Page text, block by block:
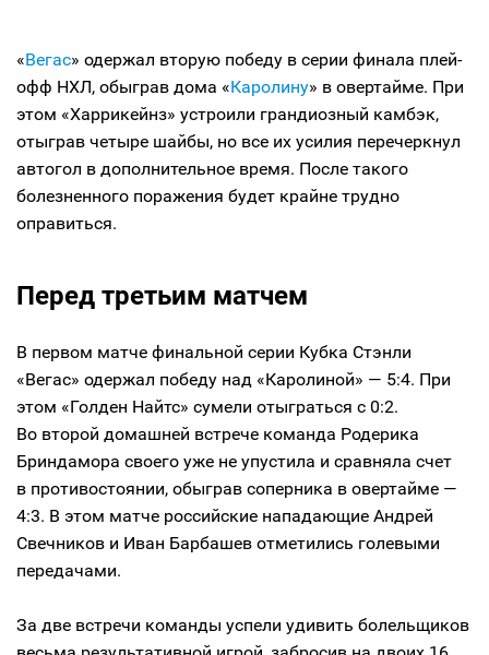
«Вегас» одержал вторую победу в серии финала плей-
офф НХЛ, обыграв дома «Каролину» в овертайме. При
этом «Харрикейнз» устроили грандиозный камбэк,
отыграв четыре шайбы, но все их усилия перечеркнул
автогол в дополнительное время. После такого
болезненного поражения будет крайне трудно
оправиться.
Перед третьим матчем
В первом матче финальной серии Кубка Стэнли
«Вегас» одержал победу над «Каролиной» — 5:4. При
этом «Голден Найтс» сумели отыграться с 0:2.
Во второй домашней встрече команда Родерика
Бриндамора своего уже не упустила и сравняла счет
в противостоянии, обыграв соперника в овертайме —
4:3. В этом матче российские нападающие Андрей
Свечников и Иван Барбашев отметились голевыми
передачами.
За две встречи команды успели удивить болельщиков